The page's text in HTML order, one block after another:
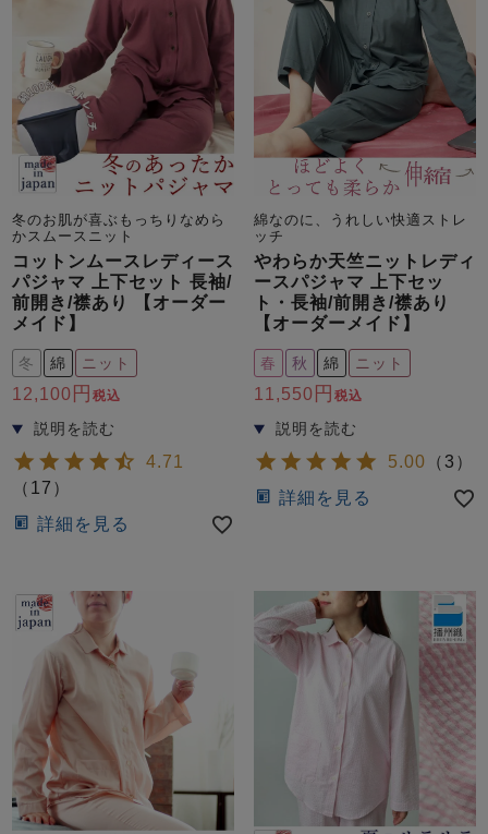
冬のお肌が喜ぶもっちりなめら
かスムースニット
コットンムースレディース
パジャマ 上下セット 長袖/
前開き/襟あり 【オーダー
メイド】
冬 綿 ニット
12,100 税込
4.71
（ 17 ）
詳細を見る
綿なのに、うれしい快適ストレ
ッチ
やわらか天竺ニットレディ
ースパジャマ 上下セッ
ト・長袖/前開き/襟あり
【オーダーメイド】
春 秋 綿 ニット
11,550 税込
5.00 （3 ）
詳細を見る